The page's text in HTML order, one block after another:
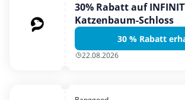
30% Rabatt auf
Katzenbaum-Schloss
30 % Rabatt
22.08.2026